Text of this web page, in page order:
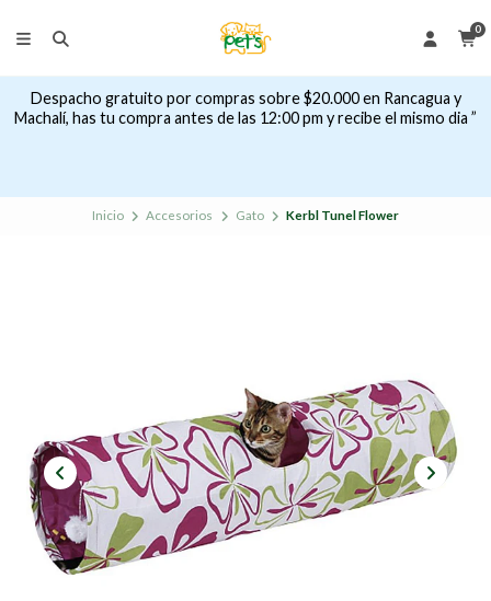
0
Despacho gratuito por compras sobre $20.000 en Rancagua y
Machalí, has tu compra antes de las 12:00 pm y recibe el mismo dia ”
Inicio Accesorios Gato Kerbl Tunel Flower